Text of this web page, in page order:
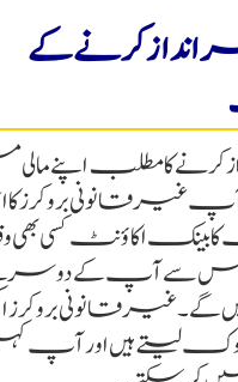
نظرانداز کرنے کے
کرنے کا مطلب اپنے مالی
آپ غیر قانونی بروکرز
کا بینک اکاؤنٹ کسی
جس سے آپ کے
غیر قانونی
لیتے ہیں اور آپ